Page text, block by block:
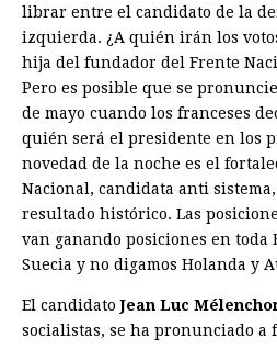
librar entre el candidato de la
izquierda. ¿A quién irán los
hija del fundador del Frente
Pero es posible que se
de mayo cuando los franceses
quién será el presidente en los
novedad de la noche es el
Nacional, candidata anti
resultado histórico. Las
van ganando posiciones en toda
Suecia y no digamos Holanda y
El candidatoJean Luc
socialistas, se ha pronunciado a